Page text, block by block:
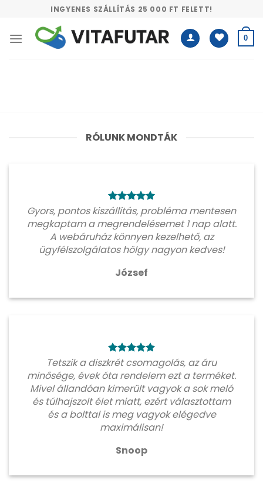
content
INGYENES SZÁLLÍTÁS 25 000 FT FELETT!
0
RÓLUNK MONDTÁK
Gyors, pontos kiszállítás, probléma mentesen
megkaptam a megrendelésemet 1 nap alatt.
A webáruház könnyen kezelhető, az
ügyfélszolgálatos hölgy nagyon kedves!
József
Tetszik a diszkrét csomagolás, az áru
minősége, évek óta rendelem ezt a terméket.
Mivel állandóan kimerült vagyok a sok meló
és túlhajszolt élet miatt, ezért választottam
és a bolttal is meg vagyok elégedve
maximálisan!
Snoop